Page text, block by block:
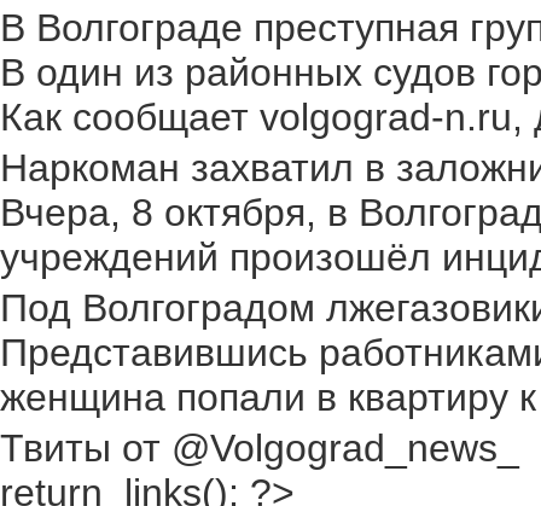
В Волгограде преступная
В один из районных судов
Как сообщает volgograd-
Наркоман захватил в
Вчера, 8 октября, в
учреждений произошёл
Под Волгоградом
Представившись
женщина попали в квартиру
Твиты от @Volgograd_news_
return_links(); ?>